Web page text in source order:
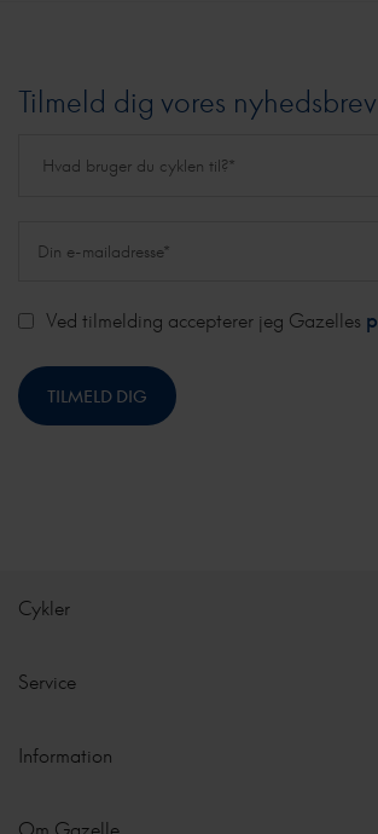
Tilmeld dig vores nyhedsbrev
Ved tilmelding accepterer jeg Gazelles
Cykler
Service
Information
Om Gazelle